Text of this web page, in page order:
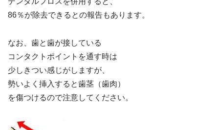
86％が除去できるとの報告もあります。
なお、歯と歯が接している
コンタクトポイントを通す時は
少しきつい感じがしますが、
勢いよく挿入すると歯茎（歯肉）
を傷つけるので注意してください。